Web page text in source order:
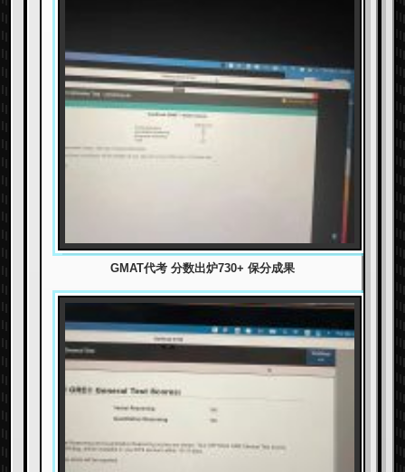
GMAT代考 分数出炉730+ 保分成果